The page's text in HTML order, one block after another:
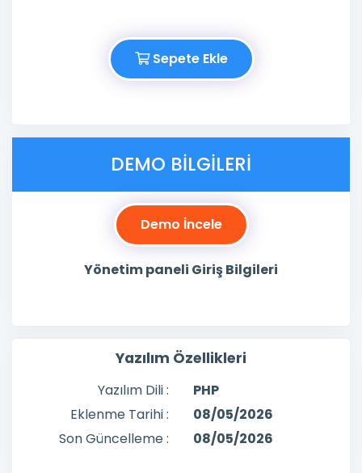
Sepete Ekle
DEMO BILGILERI
Demo İncele
Yönetim paneli Giriş Bilgileri
Yazılım Özellikleri
Yazılım Dili :
PHP
Eklenme Tarihi :
08/05/2026
Son Güncelleme :
08/05/2026